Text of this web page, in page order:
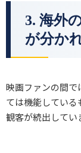
3. 海外
が分か
映画ファンの間で
ては機能している
観客が続出してい